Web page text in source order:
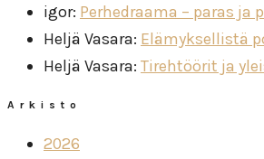
igor: Perhedraama – paras ja
Heljä Vasara: Elämyksellistä
Heljä Vasara: Tirehtöörit ja
Arkisto
2026